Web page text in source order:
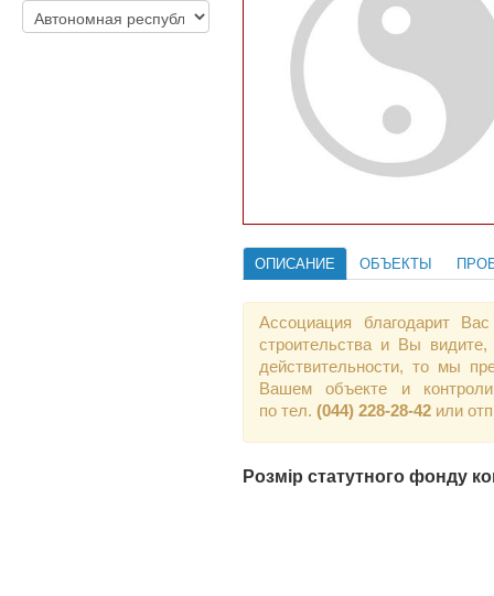
ОПИСАНИЕ ОБЪЕКТЫ
Ассоциация благодарит
строительства и Вы
действительности, то мы
Вашем объекте и
по тел. (044) 228-28-42 или
Розмір статутного фонду